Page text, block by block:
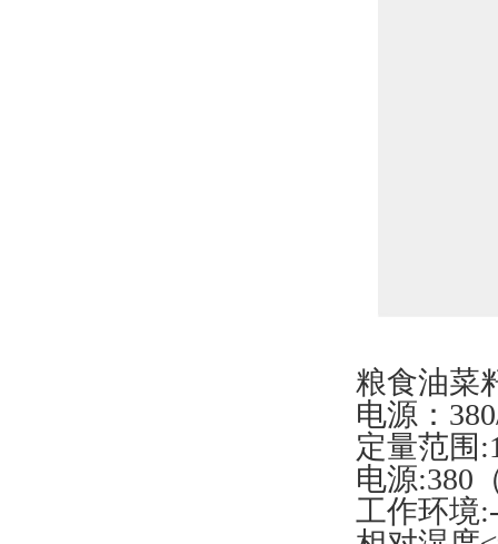
粮食油菜
电源：
定量范围
电源:380
工作环境